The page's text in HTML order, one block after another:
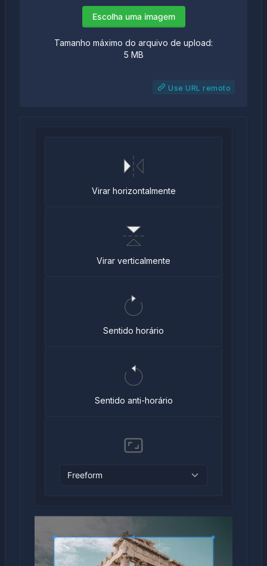
Escolha uma imagem
Tamanho máximo do arquivo de upload:
5 MB
Use URL remoto
Virar horizontalmente
Virar verticalmente
Sentido horário
Sentido anti-horário